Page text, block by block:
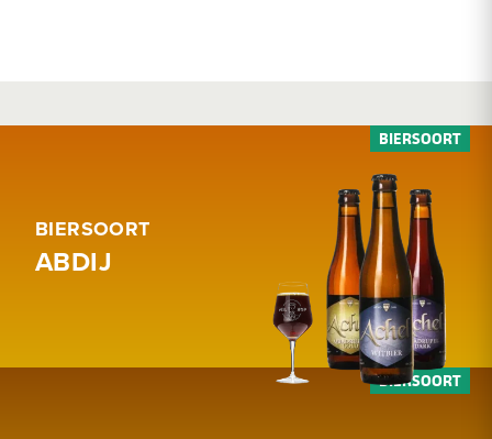
BIERSOORT
ABDIJ